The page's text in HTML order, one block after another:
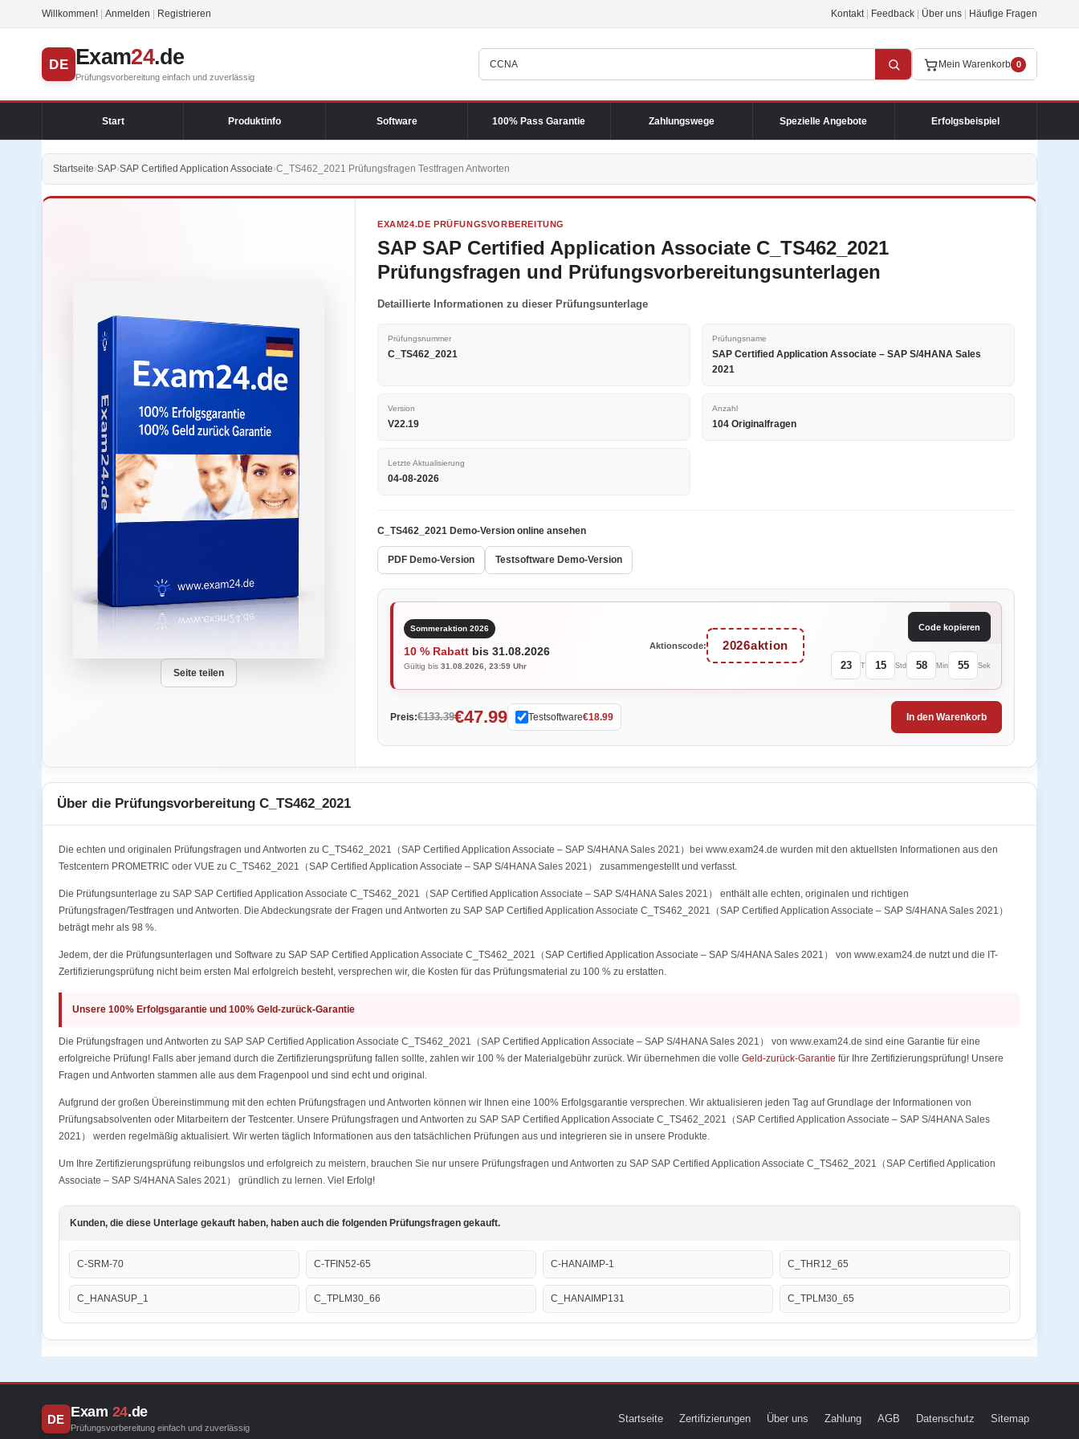
Willkommen! Anmelden Registrieren Kontakt Feedback Über uns Häufige Fragen
DE Exam24.de
Prüfungsvorbereitung einfach und zuverlässig
Mein Warenkorb 0
Start Produktinfo Software 100% Pass Garantie Zahlungswege Spezielle Angebote Erfolgsbeispiel
Startseite›SAP›SAP Certified Application Associate›C_TS462_2021 Prüfungsfragen Testfragen Antworten
Seite teilen
EXAM24.DE PRÜFUNGSVORBEREITUNG
SAP SAP Certified Application Associate C_TS462_2021
Prüfungsfragen und Prüfungsvorbereitungsunterlagen
Detaillierte Informationen zu dieser Prüfungsunterlage
Prüfungsnummer
C_TS462_2021
Prüfungsname
SAP Certified Application Associate – SAP S/4HANA Sales
2021
Version
V22.19
Anzahl
104 Originalfragen
Letzte Aktualisierung
04-08-2026
C_TS462_2021 Demo-Version online ansehen
PDF Demo-Version Testsoftware Demo-Version
Sommeraktion 2026
10 % Rabatt bis 31.08.2026
Gültig bis 31.08.2026, 23:59 Uhr
Aktionscode: 2026aktion
Code kopieren
23 T 15 Std 58 Min 55 Sek
Preis:€133.39€47.99 Testsoftware€18.99 In den Warenkorb
Über die Prüfungsvorbereitung C_TS462_2021
Die echten und originalen Prüfungsfragen und Antworten zu C_TS462_2021（SAP Certified Application Associate – SAP S/4HANA Sales 2021）bei www.exam24.de wurden mit den aktuellsten Informationen aus den
Testcentern PROMETRIC oder VUE zu C_TS462_2021（SAP Certified Application Associate – SAP S/4HANA Sales 2021） zusammengestellt und verfasst.
Die Prüfungsunterlage zu SAP SAP Certified Application Associate C_TS462_2021（SAP Certified Application Associate – SAP S/4HANA Sales 2021） enthält alle echten, originalen und richtigen
Prüfungsfragen/Testfragen und Antworten. Die Abdeckungsrate der Fragen und Antworten zu SAP SAP Certified Application Associate C_TS462_2021（SAP Certified Application Associate – SAP S/4HANA Sales 2021）
beträgt mehr als 98 %.
Jedem, der die Prüfungsunterlagen und Software zu SAP SAP Certified Application Associate C_TS462_2021（SAP Certified Application Associate – SAP S/4HANA Sales 2021） von www.exam24.de nutzt und die IT-
Zertifizierungsprüfung nicht beim ersten Mal erfolgreich besteht, versprechen wir, die Kosten für das Prüfungsmaterial zu 100 % zu erstatten.
Unsere 100% Erfolgsgarantie und 100% Geld-zurück-Garantie
Die Prüfungsfragen und Antworten zu SAP SAP Certified Application Associate C_TS462_2021（SAP Certified Application Associate – SAP S/4HANA Sales 2021） von www.exam24.de sind eine Garantie für eine
erfolgreiche Prüfung! Falls aber jemand durch die Zertifizierungsprüfung fallen sollte, zahlen wir 100 % der Materialgebühr zurück. Wir übernehmen die volle Geld-zurück-Garantie für Ihre Zertifizierungsprüfung! Unsere
Fragen und Antworten stammen alle aus dem Fragenpool und sind echt und original.
Aufgrund der großen Übereinstimmung mit den echten Prüfungsfragen und Antworten können wir Ihnen eine 100% Erfolgsgarantie versprechen. Wir aktualisieren jeden Tag auf Grundlage der Informationen von
Prüfungsabsolventen oder Mitarbeitern der Testcenter. Unsere Prüfungsfragen und Antworten zu SAP SAP Certified Application Associate C_TS462_2021（SAP Certified Application Associate – SAP S/4HANA Sales
2021） werden regelmäßig aktualisiert. Wir werten täglich Informationen aus den tatsächlichen Prüfungen aus und integrieren sie in unsere Produkte.
Um Ihre Zertifizierungsprüfung reibungslos und erfolgreich zu meistern, brauchen Sie nur unsere Prüfungsfragen und Antworten zu SAP SAP Certified Application Associate C_TS462_2021（SAP Certified Application
Associate – SAP S/4HANA Sales 2021） gründlich zu lernen. Viel Erfolg!
Kunden, die diese Unterlage gekauft haben, haben auch die folgenden Prüfungsfragen gekauft.
C-SRM-70 C-TFIN52-65 C-HANAIMP-1 C_THR12_65
C_HANASUP_1 C_TPLM30_66 C_HANAIMP131 C_TPLM30_65
DE Exam 24.de
Prüfungsvorbereitung einfach und zuverlässig
Startseite Zertifizierungen Über uns Zahlung AGB Datenschutz Sitemap